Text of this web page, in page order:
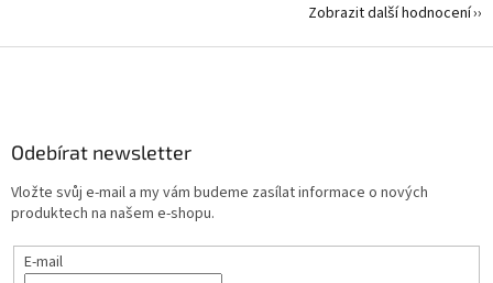
Zobrazit další hodnocení
Odebírat newsletter
Vložte svůj e-mail a my vám budeme zasílat informace o nových
produktech na našem e-shopu.
E-mail